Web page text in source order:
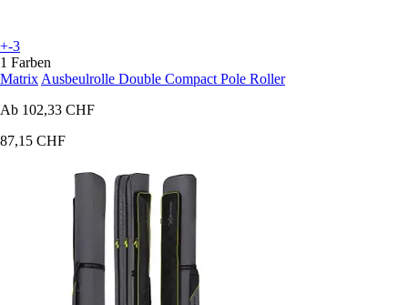
+-3
1 Farben
Matrix Ausbeulrolle Double Compact Pole Roller
Ab 102,33 CHF
87,15 CHF